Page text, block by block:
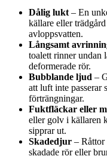
Dålig lukt – En
källare eller
avloppsvatten.
Långsamt
toalett rinner undan
deformerade rör.
Bubblande ljud –
att luft inte passerar
förträngningar.
Fuktfläckar eller
eller golv i källaren
sipprar ut.
Skadedjur – Råttor
skadade rör eller